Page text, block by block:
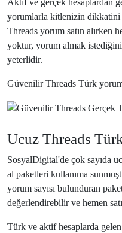
yorumlarla kitlenizin
Threads yorum satın alırken
yoktur, yorum almak
yeterlidir.
Güvenilir Threads Türk yorum
Ucuz Threads
SosyalDigital'de çok sayıda
al paketleri kullanıma
yorum sayısı bulunduran
değerlendirebilir ve hemen
Türk ve aktif hesaplarda